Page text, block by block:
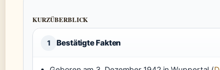
KURZÜBERBLICK
1 Bestätigte Fakten